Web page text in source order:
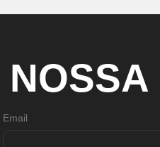
NOSSA
Email